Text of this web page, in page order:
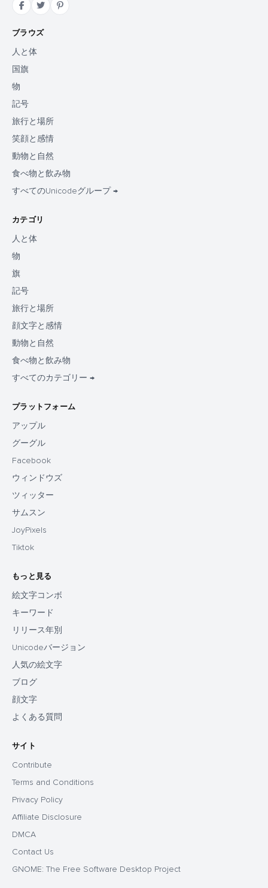
ブラウズ
人と体
国旗
物
記号
旅行と場所
笑顔と感情
動物と自然
食べ物と飲み物
すべてのUnicodeグループ →
カテゴリ
人と体
物
旗
記号
旅行と場所
顔文字と感情
動物と自然
食べ物と飲み物
すべてのカテゴリー →
プラットフォーム
アップル
グーグル
Facebook
ウィンドウズ
ツィッター
サムスン
JoyPixels
Tiktok
もっと見る
絵文字コンボ
キーワード
リリース年別
Unicodeバージョン
人気の絵文字
ブログ
顔文字
よくある質問
サイト
Contribute
Terms and Conditions
Privacy Policy
Affiliate Disclosure
DMCA
Contact Us
GNOME: The Free Software Desktop Project